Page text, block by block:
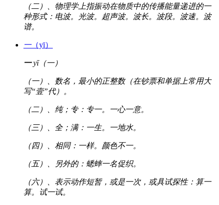
（二）、物理学上指振动在物质中的传播能量递进的一
种形式：电波。光波。超声波。波长。波段。波速。波
谱。
一（yī）
一yī（一）
（一）、数名，最小的正整数（在钞票和单据上常用大
写“壹”代）。
（二）、纯；专：专一。一心一意。
（三）、全；满：一生。一地水。
（四）、相同：一样。颜色不一。
（五）、另外的：蟋蟀一名促织。
（六）、表示动作短暂，或是一次，或具试探性：算一
算。试一试。